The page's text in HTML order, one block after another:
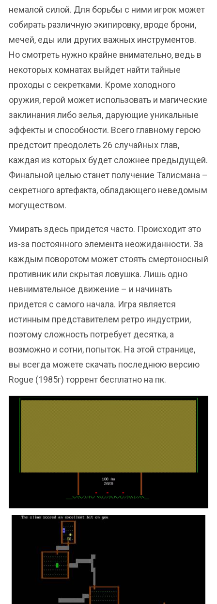
немалой силой. Для борьбы с ними игрок может
собирать различную экипировку, вроде брони,
мечей, еды или других важных инструментов.
Но смотреть нужно крайне внимательно, ведь в
некоторых комнатах выйдет найти тайные
проходы с секретками. Кроме холодного
оружия, герой может использовать и магические
заклинания либо зелья, дарующие уникальные
эффекты и способности. Всего главному герою
предстоит преодолеть 26 случайных глав,
каждая из которых будет сложнее предыдущей.
Финальной целью станет получение Талисмана –
секретного артефакта, обладающего неведомым
могуществом.
Умирать здесь придется часто. Происходит это
из-за постоянного элемента неожиданности. За
каждым поворотом может стоять смертоносный
противник или скрытая ловушка. Лишь одно
невнимательное движение – и начинать
придется с самого начала. Игра является
истинным представителем ретро индустрии,
поэтому сложность потребует десятка, а
возможно и сотни, попыток. На этой странице,
вы всегда можете скачать последнюю версию
Rogue (1985г) торрент бесплатно на пк.